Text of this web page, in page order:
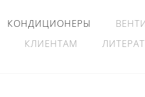
КОНДИЦИОНЕРЫ
КЛИЕНТАМ